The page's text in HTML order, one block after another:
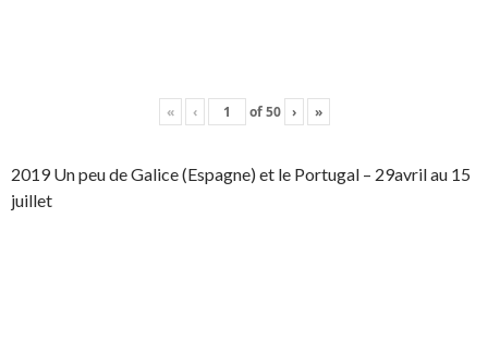
« ‹ of50 › »
2019 Un peu de Galice (Espagne) et le Portugal – 29avril au 15
juillet